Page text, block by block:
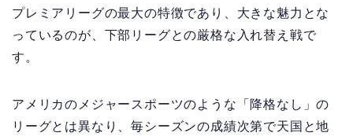
プレミアリーグの最大の特徴であり、大きな魅力とな
っているのが、下部リーグとの厳格な入れ替え戦で
す。
アメリカのメジャースポーツのような「降格なし」の
リーグとは異なり、毎シーズンの成績次第で天国と地